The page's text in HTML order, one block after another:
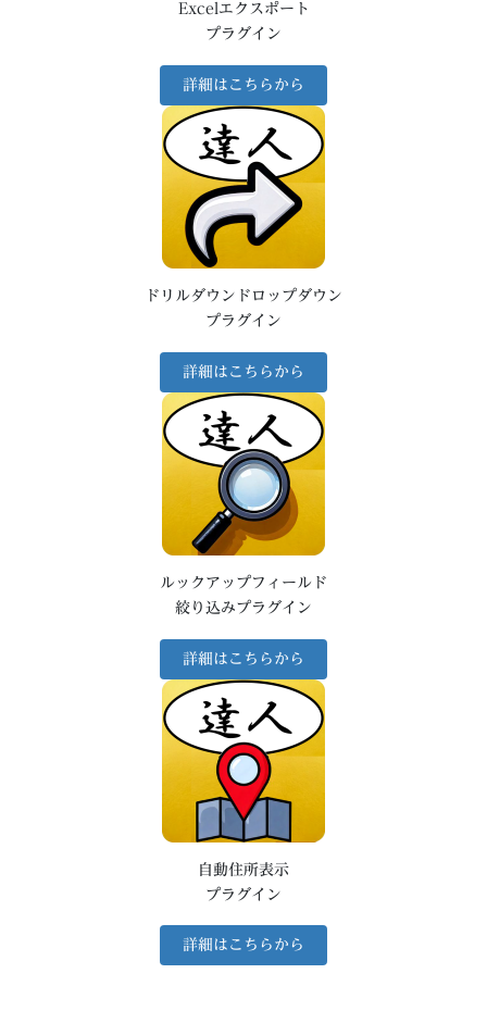
Excelエクスポート
プラグイン
詳細はこちらから
ドリルダウンドロップダウン
プラグイン
詳細はこちらから
ルックアップフィールド
絞り込みプラグイン
詳細はこちらから
自動住所表示
プラグイン
詳細はこちらから